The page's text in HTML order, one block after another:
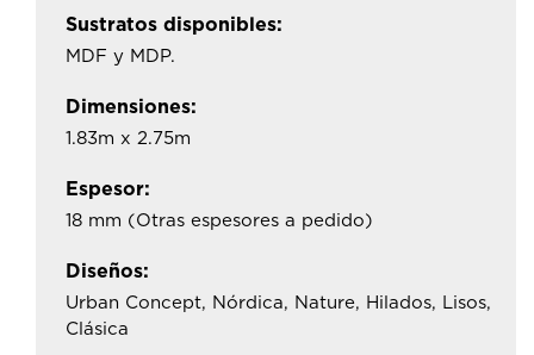
Sustratos disponibles:
MDF y MDP.
Dimensiones:
1.83m x 2.75m
Espesor:
18 mm (Otras espesores a pedido)
Diseños:
Urban Concept, Nórdica, Nature, Hilados, Lisos,
Clásica